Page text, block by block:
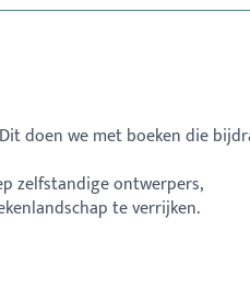
doen we met boeken die
zelfstandige ontwerpers,
te verrijken.